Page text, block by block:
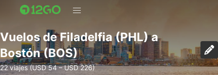
Vuelos de Filadelfia (PHL) a
Bostón (BOS)
22 viajes (USD 54 – USD 226)